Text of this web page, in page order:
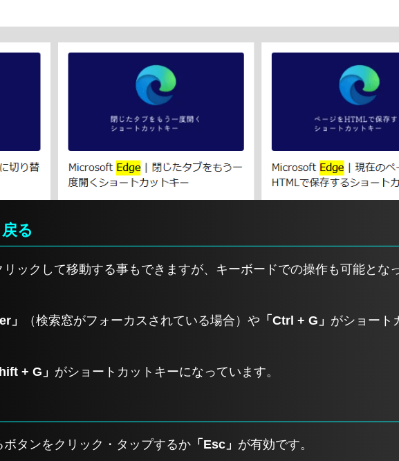
る
ックして移動する事もできますが、キーボードでの操作も可能とな
」 （検索窓がフォーカスされている場合）や 「Ctrl + G」 がショート
+ G」 がショートカットキーになっています。
タンをクリック・タップするか 「Esc」 が有効です。